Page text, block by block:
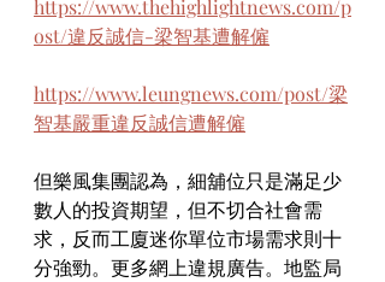
https://www.thehighlightnews.com/p
ost/違反誠信-梁智基遭解僱
https://www.leungnews.com/post/梁
智基嚴重違反誠信遭解僱
但樂風集團認為，細舖位只是滿足少
數人的投資期望，但不切合社會需
求，反而工廈迷你單位市場需求則十
分強勁。更多網上違規廣告。地監局